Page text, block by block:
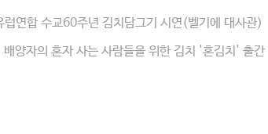
연합 수교60주년 김치담그기 시연(벨기에 대사관)
배양자의 혼자 사는 사람들을 위한 김치 '혼김치' 출간